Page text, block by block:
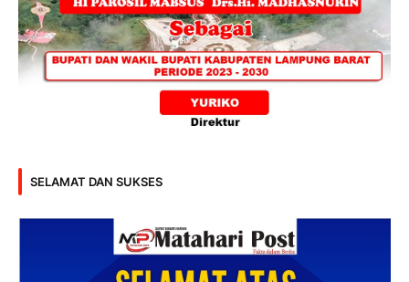
SELAMAT DAN SUKSES